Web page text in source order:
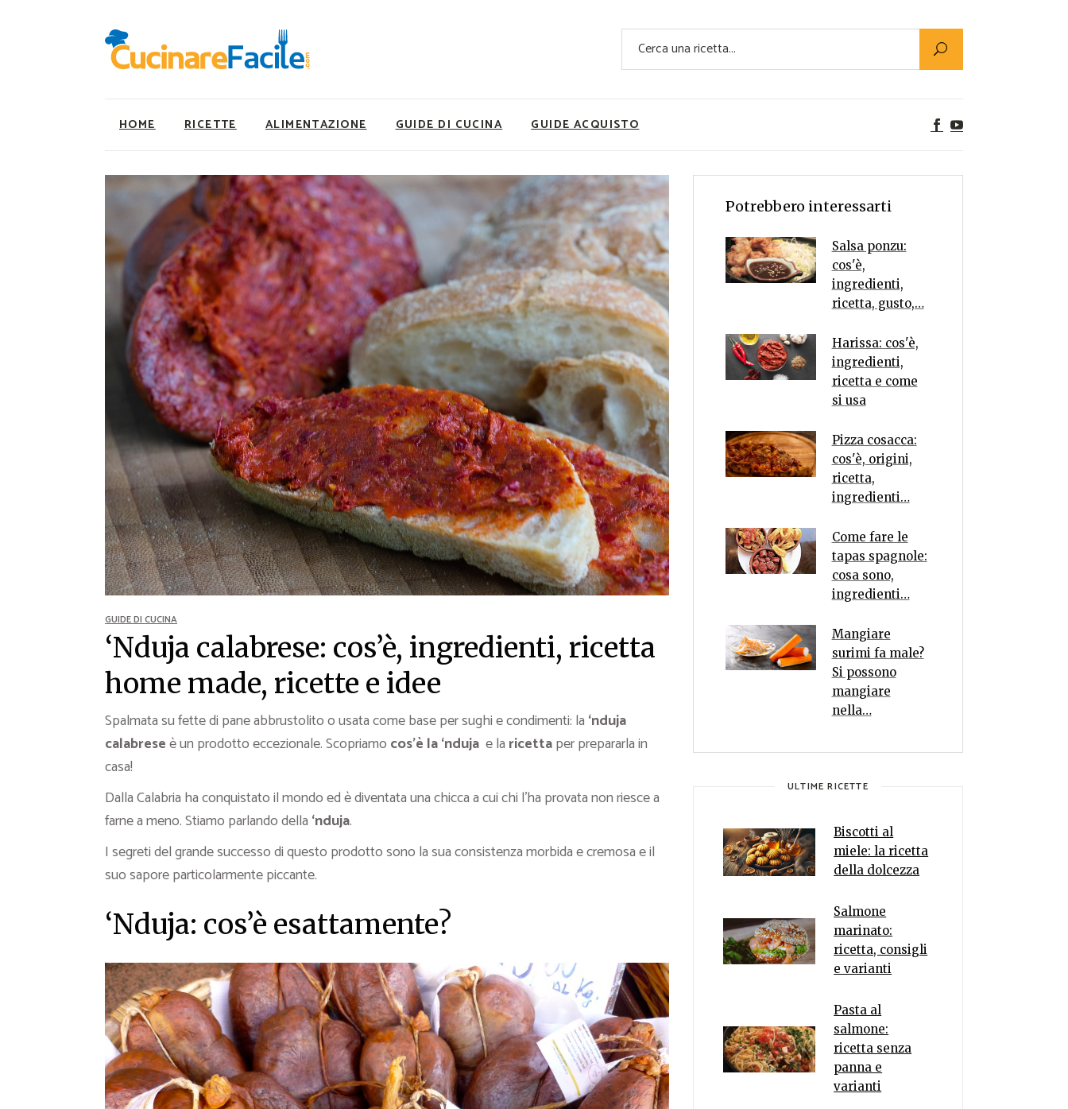
Cerca
HOME RICETTE
Ricette Facili e Veloci
Ricette Primi Piatti
Ricette Antipasti
Ricette Dolci
Ricette Carne
Ricette Secondi
Ricette Pizze e Rustici
Ricette Contorni
Ricette Piatti unici
Ricette Pesce
Video Ricette
Ricette per Ingrediente
ALIMENTAZIONE
Utility
Super Alimenti
Nutrizionista a tavola
Ricette Vegetariane
Ricette Vegane
Rumors
GUIDE DI CUCINA GUIDE ACQUISTO
Ricette Facili e Veloci
Ricette Primi Piatti
Ricette Dolci
Ricette Carne
Ricette Secondi
Ricette Pizze e Rustici
Ricette Contorni
Ricette Piatti unici
Ricette Pesce
Video Ricette
Ricette per Ingrediente
Utility
Super Alimenti
Ricette Vegetariane
Rumors
GUIDE DI CUCINA
‘Nduja calabrese: cos’è, ingredienti, ricetta
home made, ricette e idee
Spalmata su fette di pane abbrustolito o usata come base per sughi e condimenti: la ‘nduja
calabreseè un prodotto eccezionale. Scopriamo cos’è la ‘nduja e la ricettaper prepararla in
casa!
Dalla Calabria ha conquistato il mondo ed è diventata una chicca a cui chi l’ha provata non riesce a
farne a meno. Stiamo parlando della ‘nduja.
I segreti del grande successo di questo prodotto sono la sua consistenza morbida e cremosa e il
suo sapore particolarmente piccante.
‘Nduja: cos’è esattamente?
Potrebbero interessarti
Salsa ponzu:
cos'è,
ingredienti,
ricetta, gusto,…
Harissa: cos'è,
ingredienti,
ricetta e come
si usa
Pizza cosacca:
cos'è, origini,
ricetta,
ingredienti…
Come fare le
tapas spagnole:
cosa sono,
ingredienti…
Mangiare
surimi fa male?
Si possono
mangiare
nella…
ULTIME RICETTE
Biscotti al
miele: la ricetta
della dolcezza
Salmone
marinato:
ricetta, consigli
e varianti
Pasta al
salmone:
ricetta senza
panna e
varianti